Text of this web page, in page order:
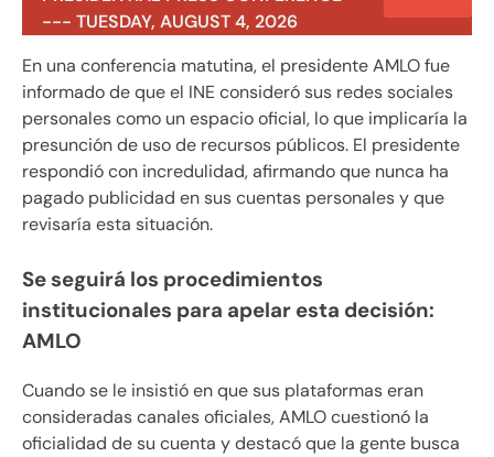
--- TUESDAY, AUGUST 4, 2026
En una conferencia matutina, el presidente AMLO fue
informado de que el INE consideró sus redes sociales
personales como un espacio oficial, lo que implicaría la
presunción de uso de recursos públicos. El presidente
respondió con incredulidad, afirmando que nunca ha
pagado publicidad en sus cuentas personales y que
revisaría esta situación.
Se seguirá los procedimientos
institucionales para apelar esta decisión:
AMLO
Cuando se le insistió en que sus plataformas eran
consideradas canales oficiales, AMLO cuestionó la
oficialidad de su cuenta y destacó que la gente busca